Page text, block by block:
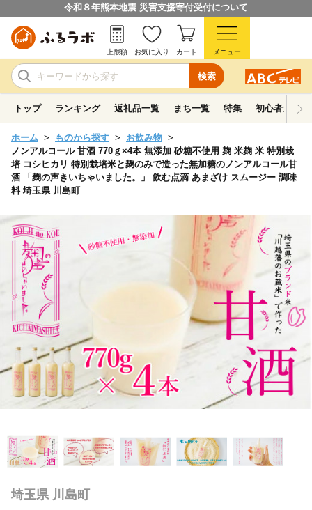
令和８年熊本地震 災害支援寄付受付について
検索
上限額 お気に入り カート メニュー
トップ ランキング 返礼品一覧 まち一覧 特集 初心者ガイド
ホーム ものから探す
お飲み物
ノンアルコール 甘酒 770ｇ×4本 無添加 砂糖不使用 麹 米麹 米 特別栽
培 コシヒカリ 特別栽培米と麹のみで造った無加糖のノンアルコール甘
酒 「麹の声きいちゃいました。」 飲む点滴 あまざけ スムージー 調味
料 埼玉県 川島町
埼玉県 川島町